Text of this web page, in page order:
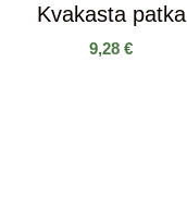
Kvakasta patka
9,28€